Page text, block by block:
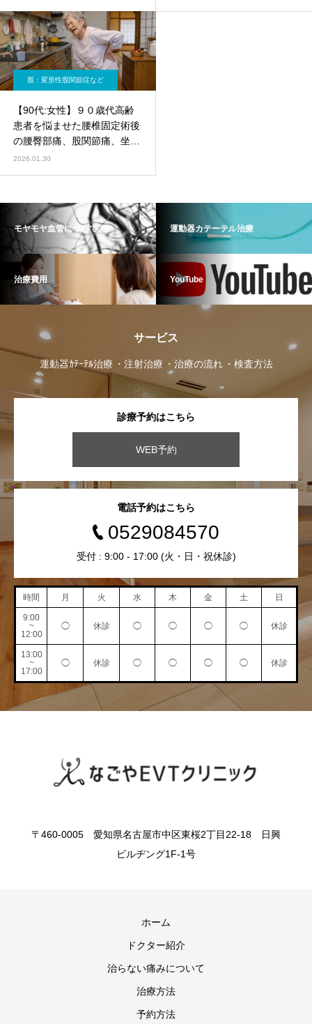
候群、鼠径部通症候群、バス
ケットボール）
股：変形性股関節症など
【90代:女性】９０歳代高齢
患者を悩ませた腰椎固定術後
の腰臀部痛、股関節痛、坐骨
神経痛、首肩こりがモヤモヤ
後、仙腸関節障害、筋・筋膜
性疼痛症候群、脊柱管狭窄、
首肩こり）
2026.01.30
モヤモヤ血管について 運動器カテーテル治療
治療費用 YouTube
サービス
運動器ｶﾃｰﾃﾙ治療 注射治療 治療の流れ 検査方法
診療予約はこちら
WEB予約
電話予約はこちら
0529084570
受付 : 9:00 - 17:00 (火・日・祝休診)
時間 月 火 水 木 金 土 日
9:00
~
12:00
◯ 休診 ◯ ◯ ◯ ◯ 休診
13:00
~
17:00
◯ 休診 ◯ ◯ ◯ ◯ 休診
〒460-0005 愛知県名古屋市中区東桜2丁目22-18 日興
ビルヂング1F-1号
ホーム
ドクター紹介
治らない痛みについて
治療方法
予約方法